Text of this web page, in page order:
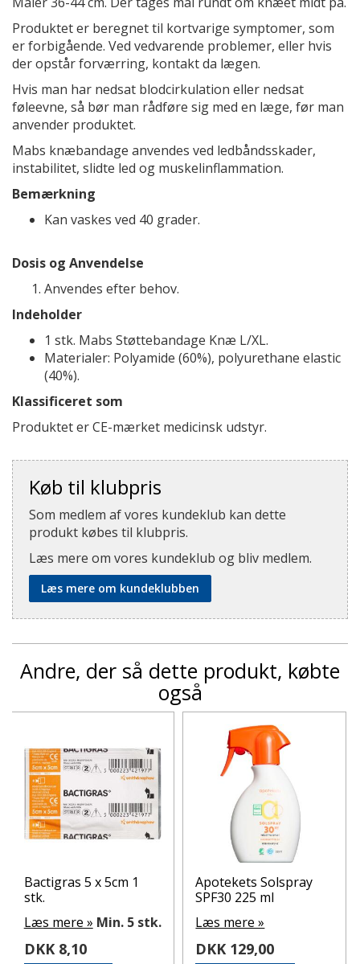
Produktet er beregnet til kortvarige symptomer, som
er forbigående. Ved vedvarende problemer, eller hvis
der opstår forværring, kontakt da lægen.
Hvis man har nedsat blodcirkulation eller nedsat
føleevne, så bør man rådføre sig med en læge, før man
anvender produktet.
Mabs knæbandage anvendes ved ledbåndsskader,
instabilitet, slidte led og muskelinflammation.
Bemærkning
Kan vaskes ved 40 grader.
Dosis og Anvendelse
Anvendes efter behov.
Indeholder
1 stk. Mabs Støttebandage Knæ L/XL.
Materialer: Polyamide (60%), polyurethane elastic
(40%).
Klassificeret som
Produktet er CE-mærket medicinsk udstyr.
Køb til klubpris
Som medlem af vores kundeklub kan dette
produkt købes til klubpris.
Læs mere om vores kundeklub og bliv medlem.
Læs mere om kundeklubben
Andre, der så dette produkt, købte
også
Bactigras 5 x 5cm 1
stk.
Læs mere » Min. 5 stk.
DKK 8,10
Apotekets Solspray
SPF30 225 ml
Læs mere »
DKK 129,00